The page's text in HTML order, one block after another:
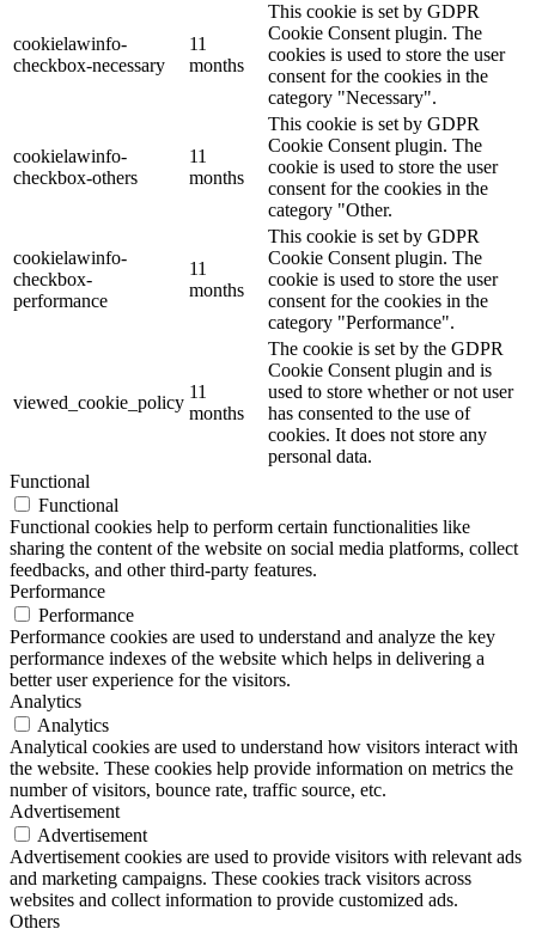
cookielawinfo-
checkbox-necessary
11
months
This cookie is set by GDPR
Cookie Consent plugin. The
cookies is used to store the user
consent for the cookies in the
category "Necessary".
cookielawinfo-
checkbox-others
11
months
This cookie is set by GDPR
Cookie Consent plugin. The
cookie is used to store the user
consent for the cookies in the
category "Other.
cookielawinfo-
checkbox-
performance
11
months
This cookie is set by GDPR
Cookie Consent plugin. The
cookie is used to store the user
consent for the cookies in the
category "Performance".
viewed_cookie_policy
11
months
The cookie is set by the GDPR
Cookie Consent plugin and is
used to store whether or not user
has consented to the use of
cookies. It does not store any
personal data.
Functional
Functional
Functional cookies help to perform certain functionalities like
sharing the content of the website on social media platforms, collect
feedbacks, and other third-party features.
Performance
Performance
Performance cookies are used to understand and analyze the key
performance indexes of the website which helps in delivering a
better user experience for the visitors.
Analytics
Analytics
Analytical cookies are used to understand how visitors interact with
the website. These cookies help provide information on metrics the
number of visitors, bounce rate, traffic source, etc.
Advertisement
Advertisement
Advertisement cookies are used to provide visitors with relevant ads
and marketing campaigns. These cookies track visitors across
websites and collect information to provide customized ads.
Others